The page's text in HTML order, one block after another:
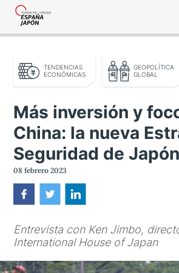
Lo
TENDENCIAS
ECONÓMICAS
GEOPOLÍTICA
GLOBAL
Más inversión y
China: la nueva
Seguridad de Japón
08 febrero 2023
Entrevista con Ken Jimbo,
International House of Japan